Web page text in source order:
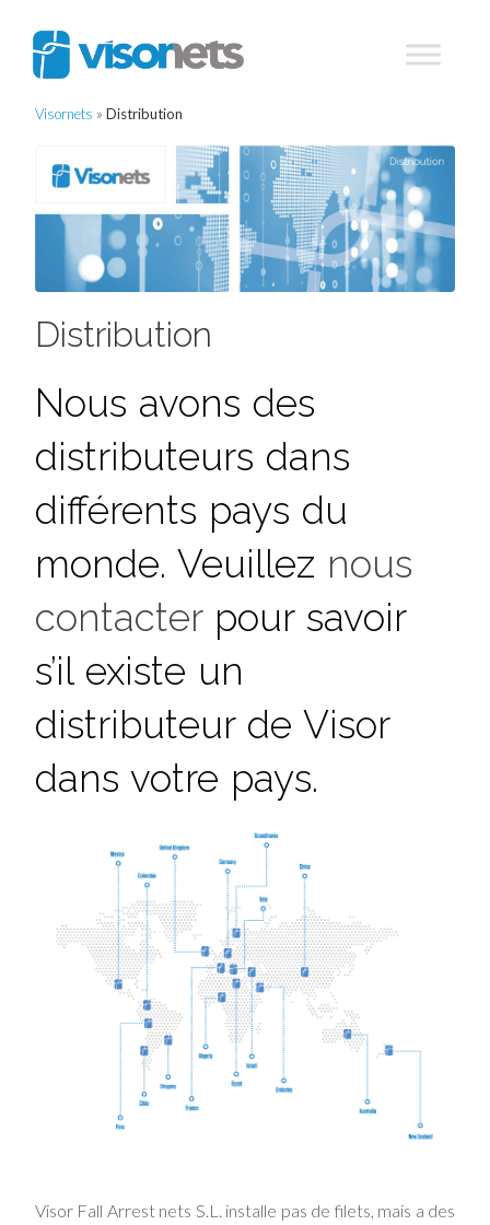
Visornets » Distribution
Distribution
Nous avons des
distributeurs dans
différents pays du
monde. Veuillez nous
contacterpour savoir
s’il existe un
distributeur de Visor
dans votre pays.
Visor Fall Arrest nets S.L. installe pas de filets, mais a des